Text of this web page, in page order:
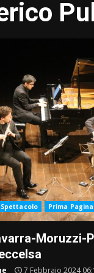
Prima Pagina
Moruzzi-
7 Febbraio 2024